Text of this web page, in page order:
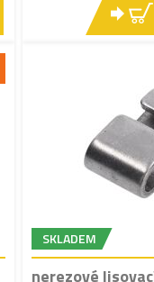
SKLADEM
nerezové